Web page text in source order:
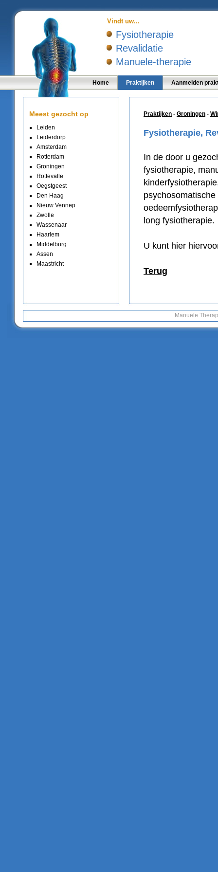
Home Praktijken Aanmelden
Vindt uw...
Fysiotherapie
Revalidatie
Manuele-therapie
Meest gezocht op
Leiden
Leiderdorp
Amsterdam
Rotterdam
Groningen
Rottevalle
Oegstgeest
Den Haag
Nieuw Vennep
Zwolle
Wassenaar
Haarlem
Middelburg
Assen
Maastricht
Praktijken - Groningen -
Fysiotherapie,
In de door u
fysiotherapie,
long fysiotherapie.
U kunt hier
Terug
Manuele